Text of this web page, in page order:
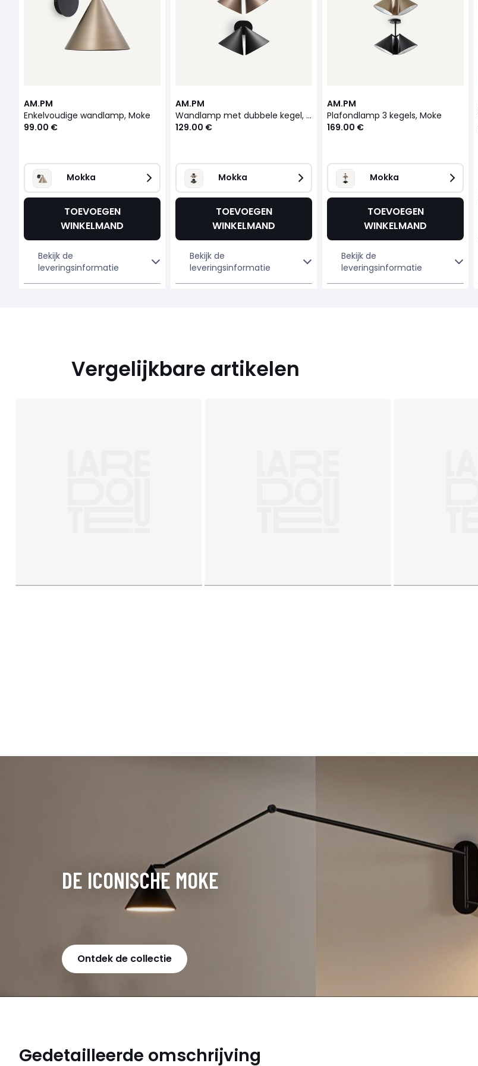
AM.PM
Enkelvoudige wandlamp, Moke
99.00 €
Mokka
TOEVOEGEN
WINKELMAND
Bekijk de
leveringsinformatie
AM.PM
Wandlamp met dubbele kegel, Moke
129.00 €
Mokka
TOEVOEGEN
WINKELMAND
Bekijk de
leveringsinformatie
AM.PM
Plafondlamp 3 kegels, Moke
169.00 €
Mokka
TOEVOEGEN
WINKELMAND
Bekijk de
leveringsinformatie
Vergelijkbare artikelen
DE ICONISCHE MOKE
Ontdek de collectie
Gedetailleerde omschrijving